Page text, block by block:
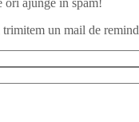
un mail de